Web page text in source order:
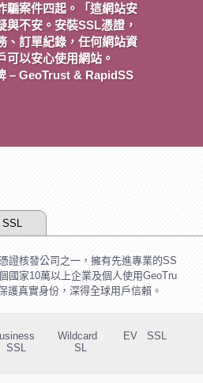
騙案件四起。「這網站安
與不安。安裝SSL憑證，
、訂單紀錄，任何網站資
可以安心使用網站。
– GeoTrust & RapidSS
SSL
證核發公司之一，擁有先進專業的SS
國家10萬以上企業及個人使用GeoTru
護真實身份，深得全球用戶信賴。
SSL
Wildcard
SL
EV SSL